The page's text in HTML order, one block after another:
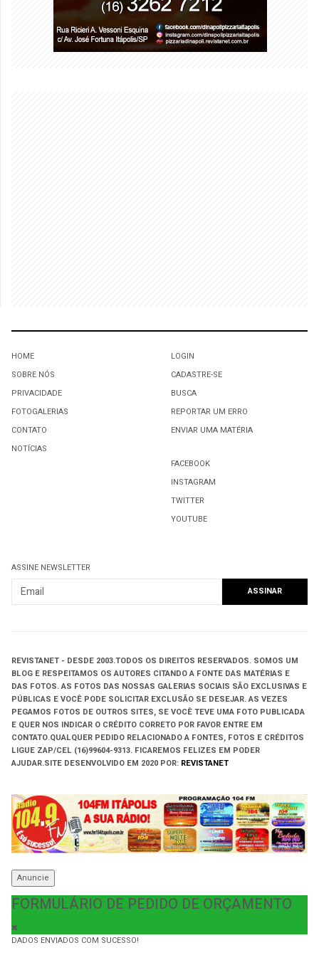
HOME
SOBRE NÓS
PRIVACIDADE
FOTOGALERIAS
CONTATO
NOTÍCIAS
LOGIN
CADASTRE-SE
BUSCA
REPORTAR UM ERRO
ENVIAR UMA MATÉRIA
FACEBOOK
INSTAGRAM
TWITTER
YOUTUBE
ASSINE NEWSLETTER
REVISTANET - DESDE 2003.TODOS OS DIREITOS RESERVADOS. SOMOS UM
BLOG E RESPEITAMOS OS AUTORES CITANDO A FONTE DAS MATÉRIAS E
DAS FOTOS. AS FOTOS DAS NOSSAS GALERIAS SOCIAIS SÃO EXCLUSIVAS E
PÚBLICAS E VOCÊ PODE SOLICITAR EXCLUSÃO SE DESEJAR. AS VEZES
PEGAMOS FOTOS DE OUTROS SITES, SE VOCÊ TEVE UMA FOTO PUBLICADA
E QUER NOS INDICAR O CRÉDITO CORRETO POR FAVOR ENTRE EM
CONTATO.QUALQUER PEDIDO RELACIONADO A FONTES, FOTOS E CRÉDITOS
LIGUE ZAP/CEL (16)99604-9313. FICAREMOS FELIZES EM PODER
AJUDAR.SITE DESENVOLVIDO EM 2020 POR: REVISTANET
Anuncie
FORMULÁRIO DE PEDIDO DE ORÇAMENTO
DADOS ENVIADOS COM SUCESSO!